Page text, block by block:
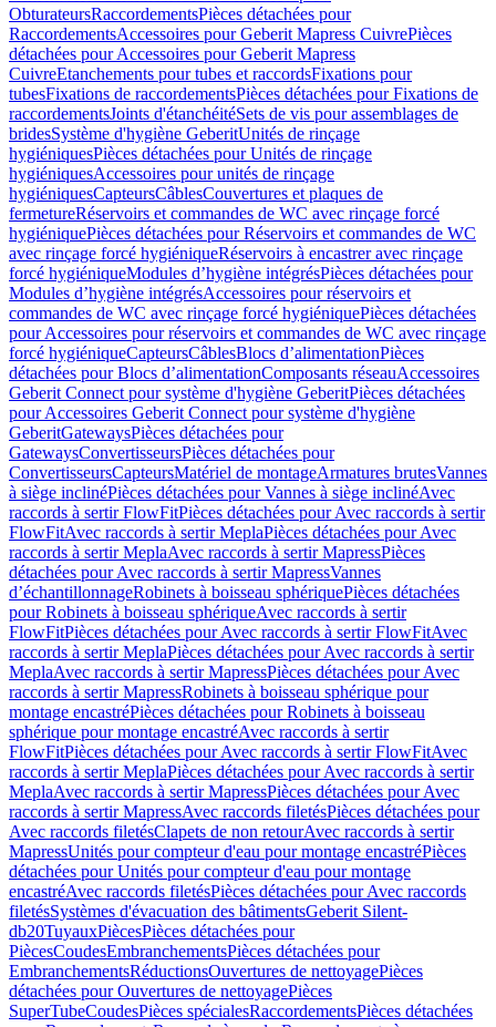
ObturateursRaccordementsPièces détachées pour
RaccordementsAccessoires pour Geberit Mapress CuivrePièces
détachées pour Accessoires pour Geberit Mapress
CuivreEtanchements pour tubes et raccordsFixations pour
tubesFixations de raccordementsPièces détachées pour Fixations de
raccordementsJoints d'étanchéitéSets de vis pour assemblages de
bridesSystème d'hygiène GeberitUnités de rinçage
hygiéniquesPièces détachées pour Unités de rinçage
hygiéniquesAccessoires pour unités de rinçage
hygiéniquesCapteursCâblesCouvertures et plaques de
fermetureRéservoirs et commandes de WC avec rinçage forcé
hygiéniquePièces détachées pour Réservoirs et commandes de WC
avec rinçage forcé hygiéniqueRéservoirs à encastrer avec rinçage
forcé hygiéniqueModules d’hygiène intégrésPièces détachées pour
Modules d’hygiène intégrésAccessoires pour réservoirs et
commandes de WC avec rinçage forcé hygiéniquePièces détachées
pour Accessoires pour réservoirs et commandes de WC avec rinçage
forcé hygiéniqueCapteursCâblesBlocs d’alimentationPièces
détachées pour Blocs d’alimentationComposants réseauAccessoires
Geberit Connect pour système d'hygiène GeberitPièces détachées
pour Accessoires Geberit Connect pour système d'hygiène
GeberitGatewaysPièces détachées pour
GatewaysConvertisseursPièces détachées pour
ConvertisseursCapteursMatériel de montageArmatures brutesVannes
à siège inclinéPièces détachées pour Vannes à siège inclinéAvec
raccords à sertir FlowFitPièces détachées pour Avec raccords à sertir
FlowFitAvec raccords à sertir MeplaPièces détachées pour Avec
raccords à sertir MeplaAvec raccords à sertir MapressPièces
détachées pour Avec raccords à sertir MapressVannes
d’échantillonnageRobinets à boisseau sphériquePièces détachées
pour Robinets à boisseau sphériqueAvec raccords à sertir
FlowFitPièces détachées pour Avec raccords à sertir FlowFitAvec
raccords à sertir MeplaPièces détachées pour Avec raccords à sertir
MeplaAvec raccords à sertir MapressPièces détachées pour Avec
raccords à sertir MapressRobinets à boisseau sphérique pour
montage encastréPièces détachées pour Robinets à boisseau
sphérique pour montage encastréAvec raccords à sertir
FlowFitPièces détachées pour Avec raccords à sertir FlowFitAvec
raccords à sertir MeplaPièces détachées pour Avec raccords à sertir
MeplaAvec raccords à sertir MapressPièces détachées pour Avec
raccords à sertir MapressAvec raccords filetésPièces détachées pour
Avec raccords filetésClapets de non retourAvec raccords à sertir
MapressUnités pour compteur d'eau pour montage encastréPièces
détachées pour Unités pour compteur d'eau pour montage
encastréAvec raccords filetésPièces détachées pour Avec raccords
filetésSystèmes d'évacuation des bâtimentsGeberit Silent-
db20TuyauxPiècesPièces détachées pour
PiècesCoudesEmbranchementsPièces détachées pour
EmbranchementsRéductionsOuvertures de nettoyagePièces
détachées pour Ouvertures de nettoyagePièces
SuperTubeCoudesPièces spécialesRaccordementsPièces détachées